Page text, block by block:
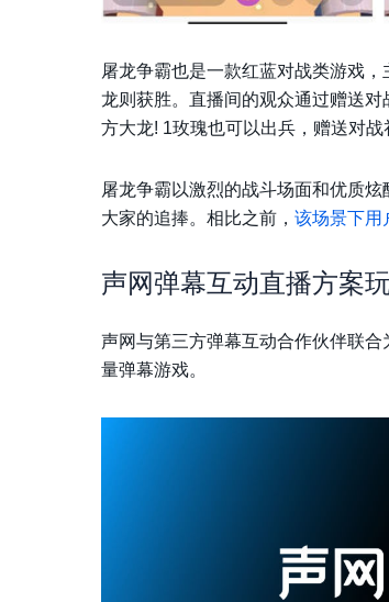
屠龙争霸也是一款红蓝对战类游戏
龙则获胜。直播间的观众通过赠送
方大⻰! 1玫瑰也可以出兵，赠送对
屠龙争霸以激烈的战斗场面和优质
大家的追捧。 相比之前， 该场景下用
声网弹幕互动直播方案
声网与第三方弹幕互动合作伙伴联
量弹幕游戏。